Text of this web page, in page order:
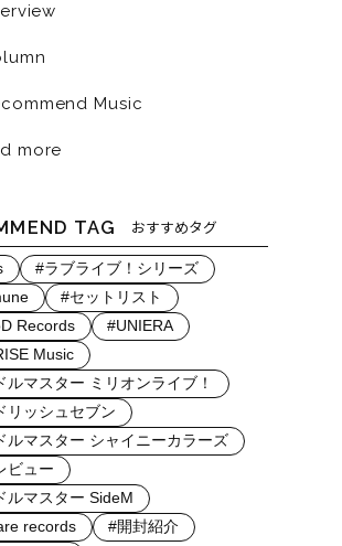
Music
more
TAG おすすめタグ
#ラブライブ！シリーズ
#セットリスト
Records
#UNIERA
Music
ルマスター ミリオンライブ！
リッシュセブン
ルマスター シャイニーカラーズ
ビュー
ルマスター SideM
records
#開封紹介